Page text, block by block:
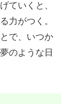
ていくと、
力がつく。
で、いつか
のような日